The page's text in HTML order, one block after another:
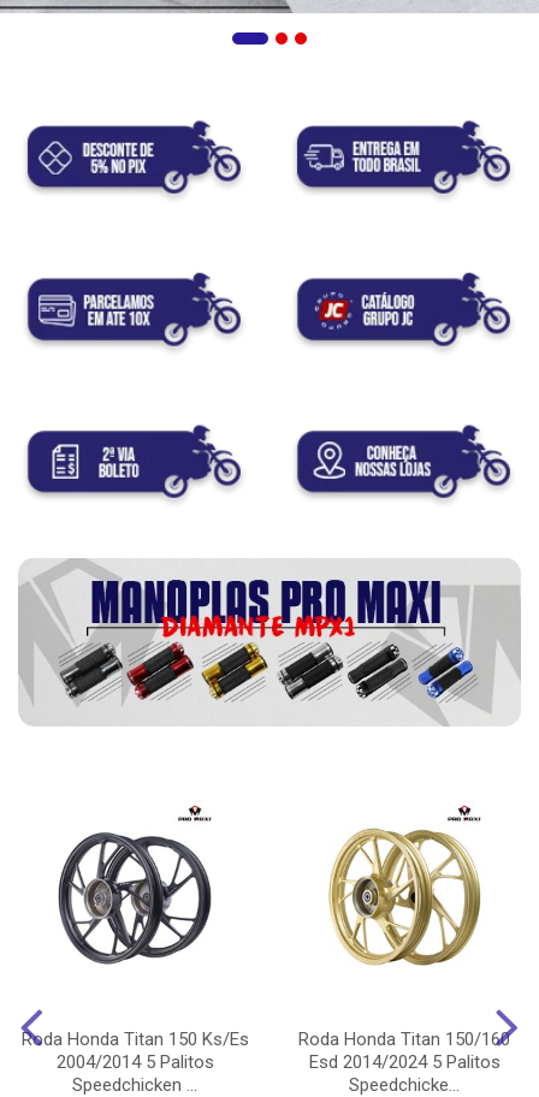
Roda Honda Titan 150 Ks/Es
2004/2014 5 Palitos
Speedchicken ...
Roda Honda Titan 150/160
Esd 2014/2024 5 Palitos
Speedchicke...